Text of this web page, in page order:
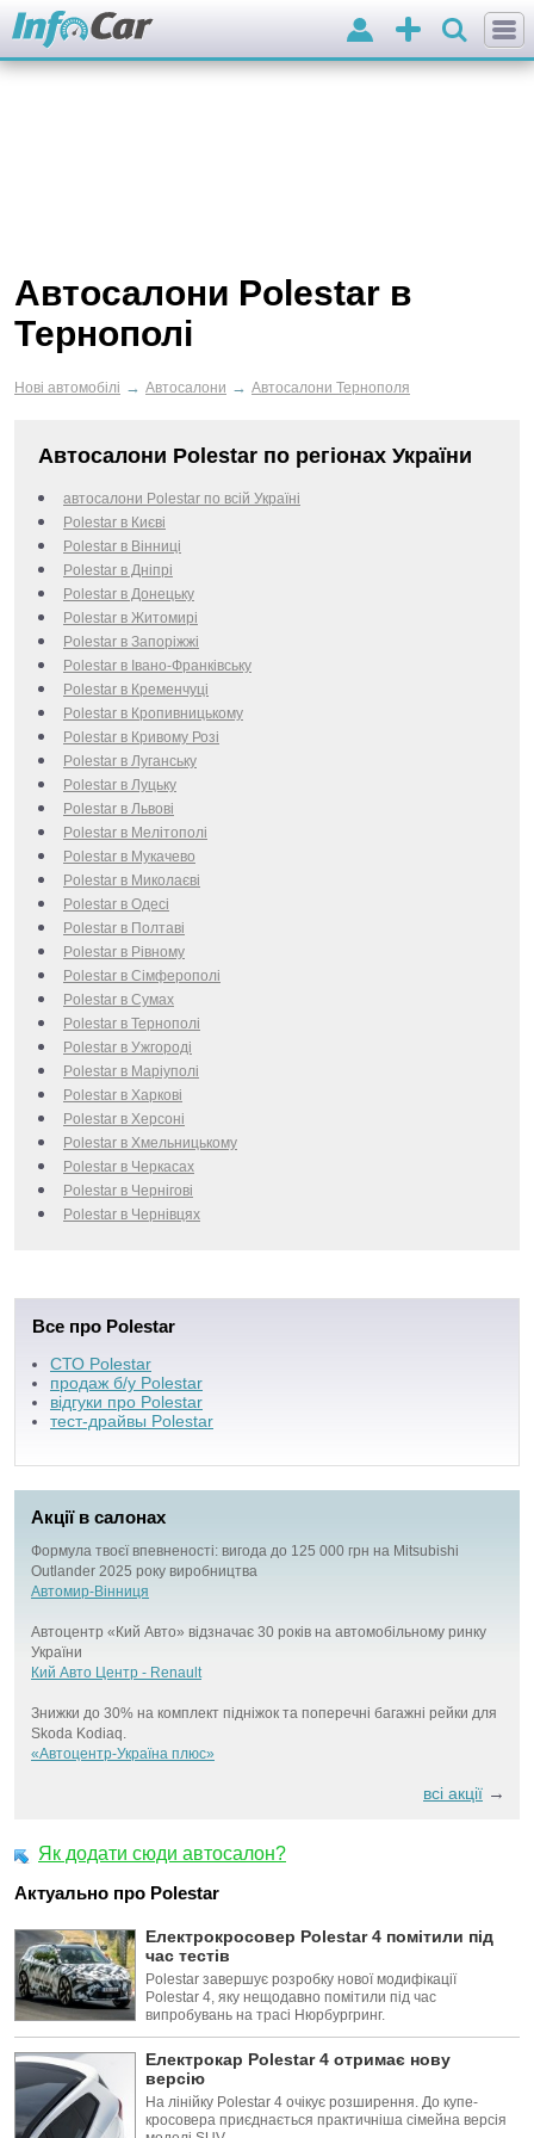
Додати
оголошення
Вхід
Автосалони Polestar в
Тернополі
Нові автомобілі → Автосалони → Автосалони Тернополя
Автосалони Polestar по регіонах України
автосалони Polestar по всій Україні
Polestar в Києві
Polestar в Вінниці
Polestar в Дніпрі
Polestar в Донецьку
Polestar в Житомирі
Polestar в Запоріжжі
Polestar в Івано-Франківську
Polestar в Кременчуці
Polestar в Кропивницькому
Polestar в Кривому Розі
Polestar в Луганську
Polestar в Луцьку
Polestar в Львові
Polestar в Мелітополі
Polestar в Мукачево
Polestar в Миколаєві
Polestar в Одесі
Polestar в Полтаві
Polestar в Рівному
Polestar в Сімферополі
Polestar в Сумах
Polestar в Тернополі
Polestar в Ужгороді
Polestar в Маріуполі
Polestar в Харкові
Polestar в Херсоні
Polestar в Хмельницькому
Polestar в Черкаcах
Polestar в Чернігові
Polestar в Чернівцях
Все про Polestar
СТО Polestar
продаж б/у Polestar
відгуки про Polestar
тест-драйвы Polestar
Акції в салонах
Формула твоєї впевненості: вигода до 125 000 грн на Mitsubishi
Outlander 2025 року виробництва
Автомир-Вінниця
Автоцентр «Кий Авто» відзначає 30 років на автомобільному ринку
України
Кий Авто Центр - Renault
Знижки до 30% на комплект підніжок та поперечні багажні рейки для
Skoda Kodiaq.
«Автоцентр-Україна плюс»
всі акції →
Як додати сюди автосалон?
Актуально про Polestar
Електрокросовер Polestar 4 помітили під
час тестів
Polestar завершує розробку нової модифікації
Polestar 4, яку нещодавно помітили під час
випробувань на трасі Нюрбургринг.
Електрокар Polestar 4 отримає нову
версію
На лінійку Polestar 4 очікує розширення. До купе-
кросовера приєднається практичніша сімейна версія